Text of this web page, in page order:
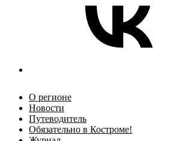
О регионе
Новости
Путеводитель
Обязательно в Костроме!